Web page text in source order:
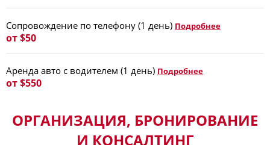
Сопровождение по телефону (1 день) Подробнее
от $50
Аренда авто с водителем (1 день) Подробнее
от $550
ОРГАНИЗАЦИЯ, БРОНИРОВАНИЕ
И КОНСАЛТИНГ